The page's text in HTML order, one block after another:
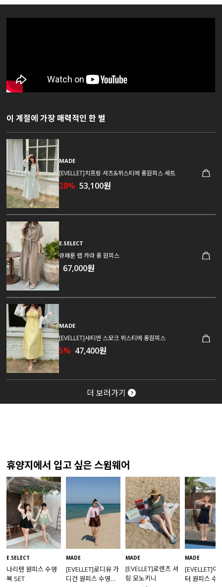
이 계절에 가장 매력적인 한 벌
MADE
[EVELLET]치프링 셔츠&뷔스티에 롱원피스 세트
28% 53,100원
E.SELECT
큐페룬 랩 카라 롱 원피스
67,000원
MADE
[EVELLET]샤티엔 스모크 뷔스티에 롱원피스
5% 47,400원
더 보러가기
휴양지에서 입고 싶은 스윔웨어
E.SELECT
나리텐 원피스 수영
복 SET
MADE
[EVELLET]로디유 가
디건 원피스 수영복
MADE
[EVELLET]로렌즈 셔
링 모노키니
MADE
[EVELLET]아
터 원피스 수